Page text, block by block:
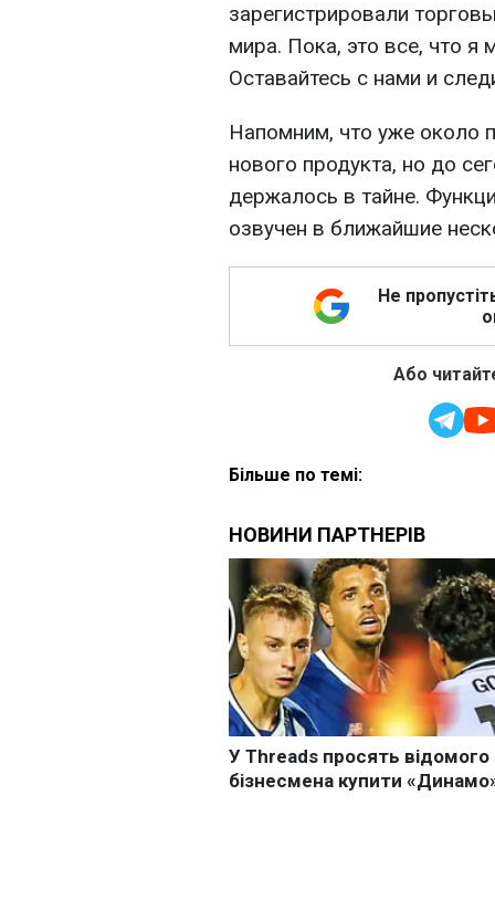
зарегистрировали
мира. Пока, это все, что я
Оставайтесь с нами и
Напомним, что уже около
нового продукта, но до
держалось в тайне.
озвучен в ближайшие
Не
Або
Більше по темі: